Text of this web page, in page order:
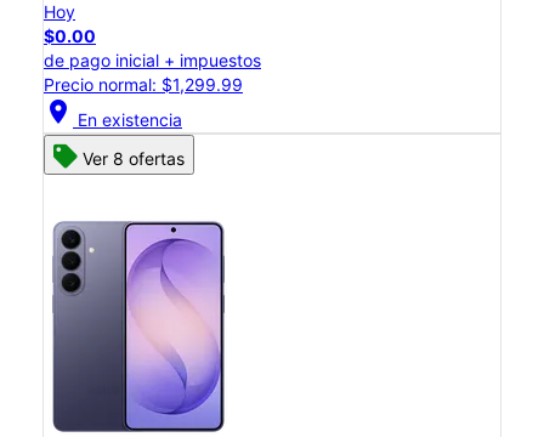
Hoy
$0.00
de pago inicial + impuestos
Precio normal: $1,299.99
location_on En existencia
Ver 8 ofertas